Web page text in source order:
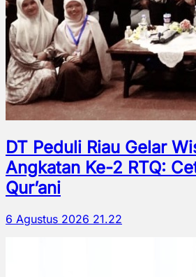
DT Peduli Riau Gelar
Angkatan Ke-2 RTQ:
Qur’ani
6 Agustus 2026 21.22